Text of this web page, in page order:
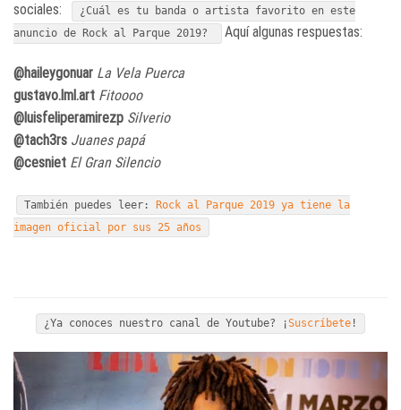
sociales:
¿Cuál es tu banda o artista favorito en este
anuncio de Rock al Parque 2019?
Aquí algunas respuestas:
@haileygonuar La Vela Puerca
gustavo.lml.art Fitoooo
@luisfeliperamirezp Silverio
@tach3rs Juanes papá
@cesniet El Gran Silencio
También puedes leer:
Rock al Parque 2019 ya tiene la
imagen oficial por sus 25 años
¿Ya conoces nuestro canal de Youtube? ¡Suscríbete !